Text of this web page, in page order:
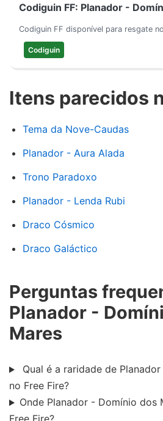
Codiguin FF: Planador -
Codiguin FF disponível para resgate
Codiguin
Itens parecidos
Tema da Nove-Caudas
Planador - Aura Alada
Trono Paradoxo
Planador - Lenda Rubi
Draco Cósmico
Draco Galáctico
Perguntas
Planador -
Mares
Qual é a raridade de
no Free Fire?
Onde Planador - Domínio dos